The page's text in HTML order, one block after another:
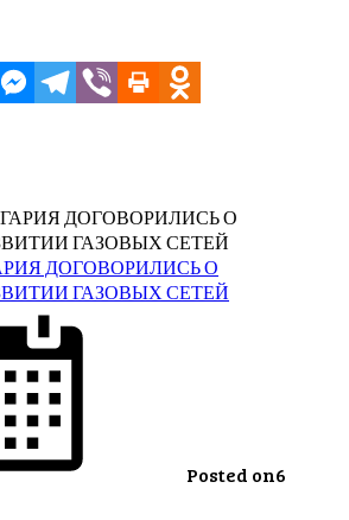
ДОГОВОРИЛИСЬ О
ГАЗОВЫХ СЕТЕЙ
Posted on6